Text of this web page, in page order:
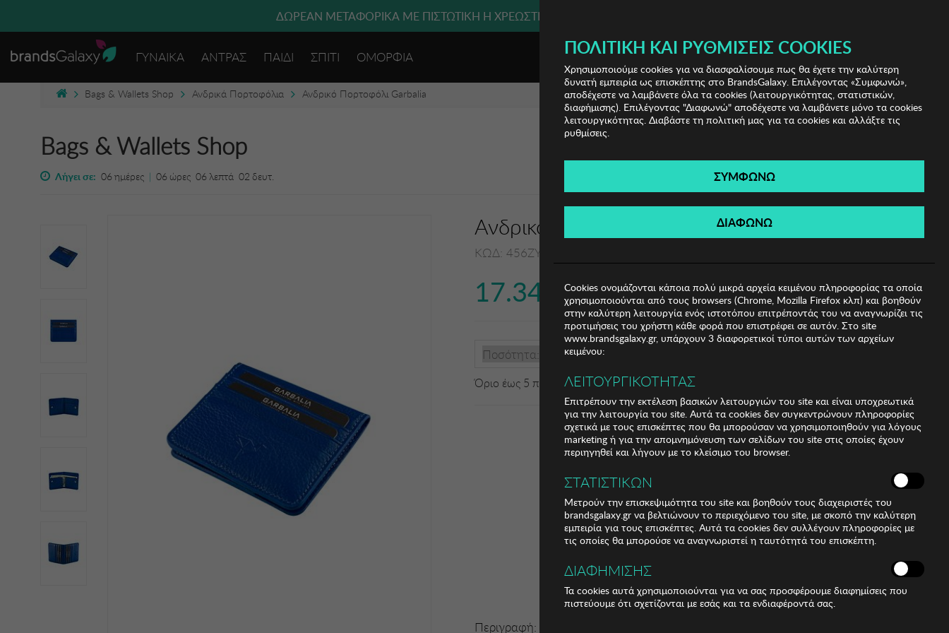
ΔΩΡΕΑΝ ΜΕΤΑΦΟΡΙΚΑ ΜΕ ΠΙΣΤΩΤΙΚΗ Ή ΧΡΕΩΣΤΙΚΗ ΚΑΡΤΑ, PAYPAL & IRIS!
ΓΥΝΑΙΚΑ ΑΝΤΡΑΣ ΠΑΙΔΙ ΣΠΙΤΙ ΟΜΟΡΦΙΑ (0)
Bags & Wallets Shop Ανδρικά Πορτοφόλια Ανδρικό Πορτοφόλι Garbalia
Bags & Wallets Shop
Λήγει σε: 06 ημέρες | 06 ώρες 06 λεπτά 02 δευτ.
Ανδρικό Πορτοφόλι Garbalia
ΚΩΔ: 456ZYM1129
17.34€
Ποσότητα:
Όριο έως 5 προϊόν(τα) ανά παραγγελία
Περιγραφή:
ΠΟΛΙΤΙΚΉ ΚΑΙ ΡΥΘΜΊΣΕΙΣ COOKIES
Χρησιμοποιούμε cookies για να διασφαλίσουμε πως θα έχετε την καλύτερη
δυνατή εμπειρία ως επισκέπτης στο BrandsGalaxy. Επιλέγοντας «Συμφωνώ»,
αποδέχεστε να λαμβάνετε όλα τα cookies (λειτουργικότητας, στατιστικών,
διαφήμισης). Επιλέγοντας "Διαφωνώ" αποδέχεστε να λαμβάνετε μόνο τα cookies
λειτουργικότητας. Διαβάστε τη πολιτική μας για τα cookies και αλλάξτε τις
ρυθμίσεις.
ΣΥΜΦΩΝΩ
ΔΙΑΦΩΝΩ
Cookies ονομάζονται κάποια πολύ μικρά αρχεία κειμένου πληροφορίας τα οποία
χρησιμοποιούνται από τους browsers (Chrome, Mozilla Firefox κλπ) και βοηθούν
στην καλύτερη λειτουργία ενός ιστοτόπου επιτρέποντάς του να αναγνωρίζει τις
προτιμήσεις του χρήστη κάθε φορά που επιστρέφει σε αυτόν. Στο site
www.brandsgalaxy.gr, υπάρχουν 3 διαφορετικοί τύποι αυτών των αρχείων
κειμένου:
ΛΕΙΤΟΥΡΓΙΚΟΤΗΤΑΣ
Επιτρέπουν την εκτέλεση βασικών λειτουργιών του site και είναι υποχρεωτικά
για την λειτουργία του site. Αυτά τα cookies δεν συγκεντρώνουν πληροφορίες
σχετικά με τους επισκέπτες που θα μπορούσαν να χρησιμοποιηθούν για λόγους
marketing ή για την απομνημόνευση των σελίδων του site στις οποίες έχουν
περιηγηθεί και λήγουν με το κλείσιμο του browser.
ΣΤΑΤΙΣΤΙΚΩΝ
Μετρούν την επισκεψιμότητα του site και βοηθούν τους διαχειριστές του
brandsgalaxy.gr να βελτιώνουν το περιεχόμενο του site, με σκοπό την καλύτερη
εμπειρία για τους επισκέπτες. Αυτά τα cookies δεν συλλέγουν πληροφορίες με
τις οποίες θα μπορούσε να αναγνωριστεί η ταυτότητά του επισκέπτη.
ΔΙΑΦΗΜΙΣΗΣ
Τα cookies αυτά χρησιμοποιούνται για να σας προσφέρουμε διαφημίσεις που
πιστεύουμε ότι σχετίζονται με εσάς και τα ενδιαφέροντά σας.